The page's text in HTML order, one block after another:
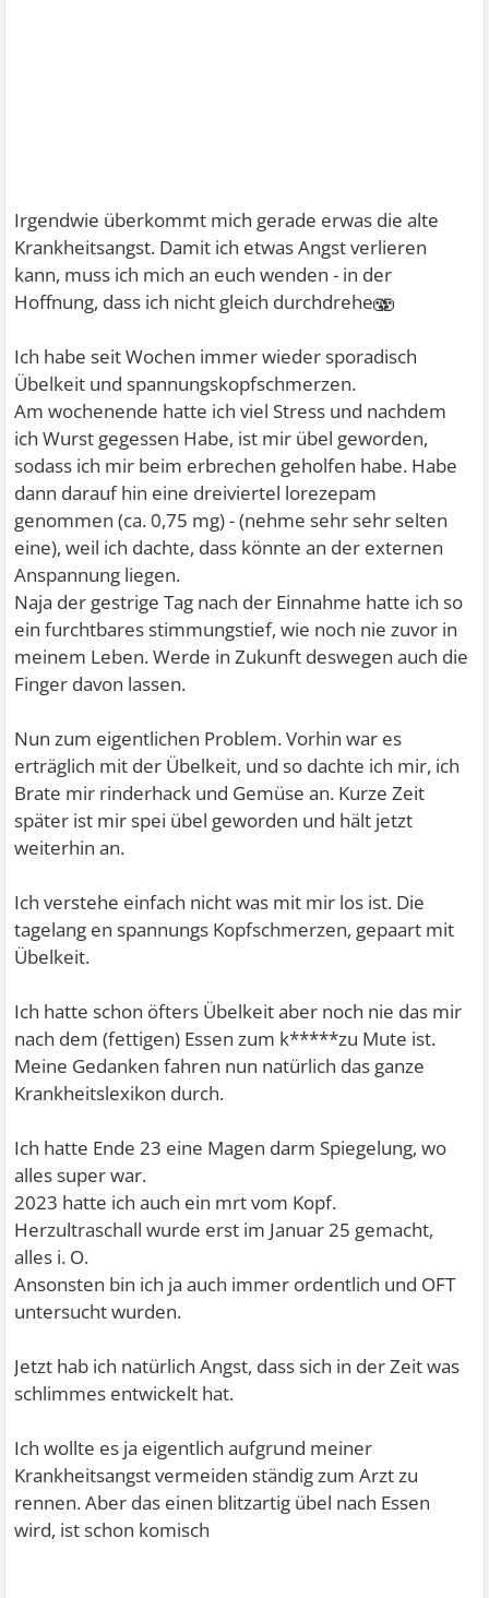
Irgendwie überkommt mich gerade erwas die alte
Krankheitsangst. Damit ich etwas Angst verlieren
kann, muss ich mich an euch wenden - in der
Hoffnung, dass ich nicht gleich durchdrehe🫨
Ich habe seit Wochen immer wieder sporadisch
Übelkeit und spannungskopfschmerzen.
Am wochenende hatte ich viel Stress und nachdem
ich Wurst gegessen Habe, ist mir übel geworden,
sodass ich mir beim erbrechen geholfen habe. Habe
dann darauf hin eine dreiviertel lorezepam
genommen (ca. 0,75 mg) - (nehme sehr sehr selten
eine), weil ich dachte, dass könnte an der externen
Anspannung liegen.
Naja der gestrige Tag nach der Einnahme hatte ich so
ein furchtbares stimmungstief, wie noch nie zuvor in
meinem Leben. Werde in Zukunft deswegen auch die
Finger davon lassen.
Nun zum eigentlichen Problem. Vorhin war es
erträglich mit der Übelkeit, und so dachte ich mir, ich
Brate mir rinderhack und Gemüse an. Kurze Zeit
später ist mir spei übel geworden und hält jetzt
weiterhin an.
Ich verstehe einfach nicht was mit mir los ist. Die
tagelang en spannungs Kopfschmerzen, gepaart mit
Übelkeit.
Ich hatte schon öfters Übelkeit aber noch nie das mir
nach dem (fettigen) Essen zum k*****zu Mute ist.
Meine Gedanken fahren nun natürlich das ganze
Krankheitslexikon durch.
Ich hatte Ende 23 eine Magen darm Spiegelung, wo
alles super war.
2023 hatte ich auch ein mrt vom Kopf.
Herzultraschall wurde erst im Januar 25 gemacht,
alles i. O.
Ansonsten bin ich ja auch immer ordentlich und OFT
untersucht wurden.
Jetzt hab ich natürlich Angst, dass sich in der Zeit was
schlimmes entwickelt hat.
Ich wollte es ja eigentlich aufgrund meiner
Krankheitsangst vermeiden ständig zum Arzt zu
rennen. Aber das einen blitzartig übel nach Essen
wird, ist schon komisch